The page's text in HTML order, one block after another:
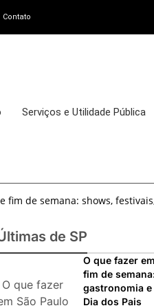
Contato
Serviços e Utilidade Pública
fim de semana: shows,
fim de semana: 15 passeios
o Bixiga em um pedaço
de 2026: festas italianas,
de SP
O que fazer
São Paulo
O que fazer
fim de
gastronomia
Dia dos Pais